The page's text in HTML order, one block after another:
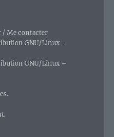
/ Me contacter
GNU/Linux –
GNU/Linux –